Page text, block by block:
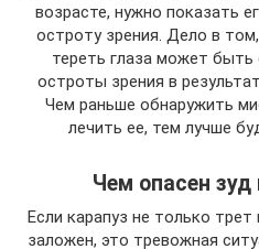
возрасте, нужно показать
остроту зрения. Дело в
тереть глаза может
остроты зрения в
Чем раньше обнаружить
лечить ее, тем лучше
Чем опасен зуд
Если карапуз не только
заложен, это тревожная